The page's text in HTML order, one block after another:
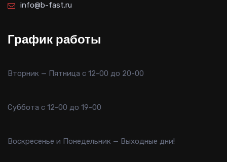
info@b-fast.ru
График работы
Вторник — Пятница с 12-00 до 20-00
Суббота с 12-00 до 19-00
Воскресенье и Понедельник — Выходные дни!